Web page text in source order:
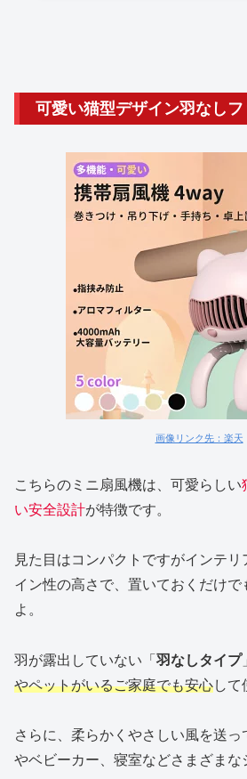
可愛い猫型デザイン羽なしフ
画像リンク先：楽天
こちらのミニ扇風機は、可愛らしい
い安全設計が特徴です。
見た目はコンパクトですがインテ
イン性の高さで、置いておくだけで
よ。
羽が露出していない「 羽なしタイプ
やペットがいるご家庭でも安心して
さらに、柔らかくやさしい風を送っ
やベビーカー、寝室などさまざまな